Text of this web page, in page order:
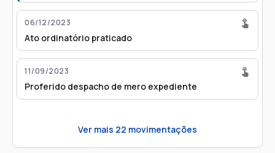
06/12/2023
Ato ordinatório praticado
11/09/2023
Proferido despacho de mero expediente
Ver mais 22 movimentações